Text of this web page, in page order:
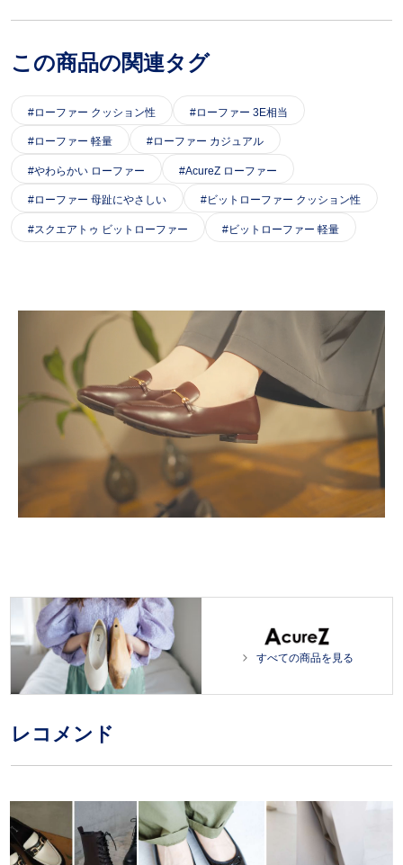
この商品の関連タグ
ローファー クッション性 ローファー 3E相当
ローファー 軽量 ローファー カジュアル
やわらかい ローファー AcureZ ローファー
ローファー 母趾にやさしい ビットローファー クッション性
スクエアトゥ ビットローファー ビットローファー 軽量
o
a
すべての商品を見る
レコメンド